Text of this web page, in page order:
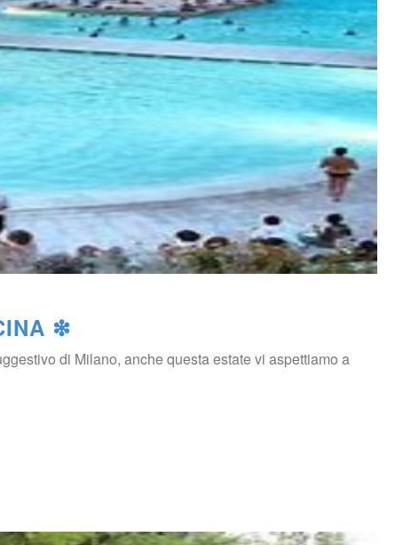
❇
di Milano, anche questa estate vi aspettiamo a